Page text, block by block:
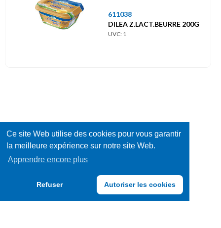
Ce site Web utilise des cookies pour vous garantir
la meilleure expérience sur notre site Web.
Apprendre encore plus
Refuser Autoriser les cookies
611038
DILEA Z.LACT.BEURRE 200G
UVC: 1